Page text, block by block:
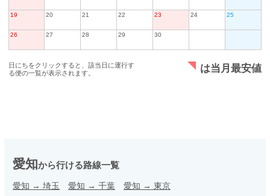
19 20 21 22 23 24 25
26 27 28 29 30
日にちをクリックすると、該当日に運行す
る便の一覧が表示されます。
は当月最安値
愛知から行ける路線一覧
愛知 → 埼玉 愛知 → 千葉 愛知 → 東京